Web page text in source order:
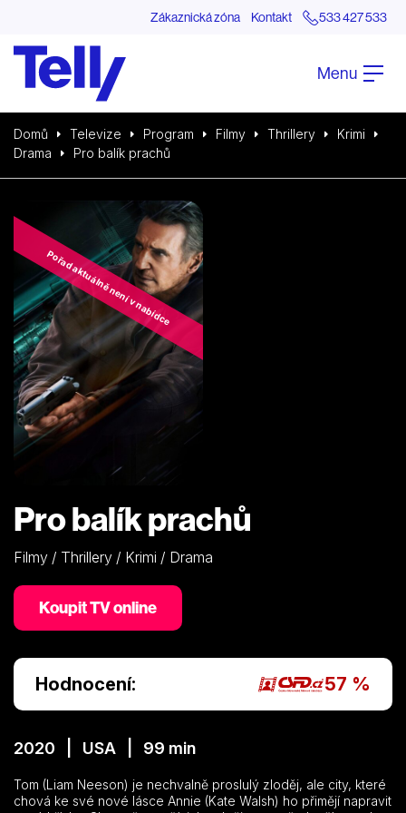
Zákaznická zóna Kontakt 533 427 533
Menu
Domů Televize Program Filmy Thrillery
Krimi
Drama
Pro balík prachů
Pořad aktuálně není v nabídce
Pro balík prachů
Filmy / Thrillery / Krimi / Drama
Koupit TV online
Hodnocení: 57 %
2020 | USA | 99 min
Tom (Liam Neeson) je nechvalně proslulý zloděj, ale city, které
chová ke své nové lásce Annie (Kate Walsh) ho přimějí napravit